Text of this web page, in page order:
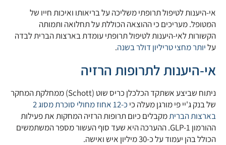
אי-היענות לטיפול תרופתי משליכה על בריאותו ואיכות חייו של
המטופל. מעריכים כי ההוצאה הכוללת על תחלואה ותמותה
הקשורות לאי-היענות לטיפול תרופתי עומדת בארצות הברית לבדה
עליותר מחצי טריליון דולר בשנה.
אי-היענות לתרופות הרזיה
ניתוח שביצע אשתקד הכלכלן כריס שוט (Schott) ממחלקת המחקר
של בנק ג'יי פי מורגן מעלה כי
כ-12 אחוז מחולי סוכרת מסוג 2
בארצות הבריתמקבלים כיום תרופות הרזיה המחקות את פעילות
ההורמון GLP-1. ההערכה היא שעד סוף העשור מספר המשתמשים
הכולל בהן יעמוד על כ-30 מיליון איש ואישה.